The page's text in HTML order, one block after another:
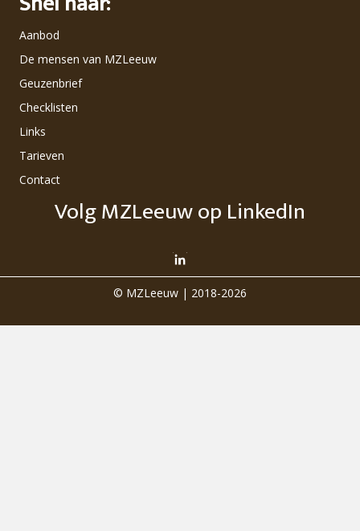
Aanbod
De mensen van MZLeeuw
Geuzenbrief
Checklisten
Links
Tarieven
Contact
Volg MZLeeuw op LinkedIn
© MZLeeuw | 2018-2026